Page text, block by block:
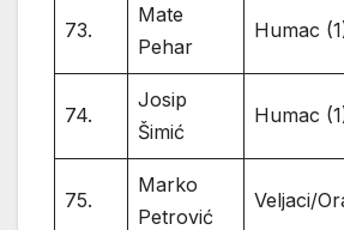
73.
Mate
Pehar
Humac
74.
Josip
Šimić
Humac
75.
Marko
Petrović
Veljaci/